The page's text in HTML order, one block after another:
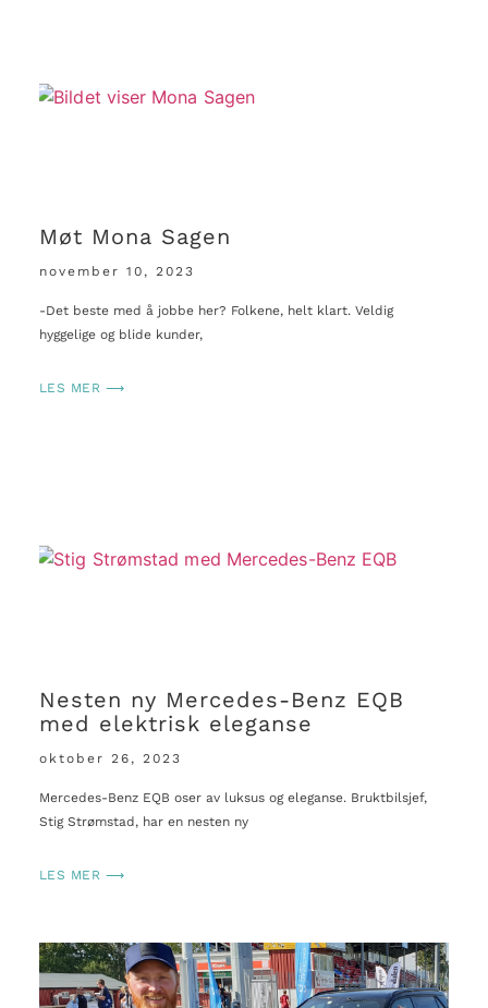
Møt Mona Sagen
november 10, 2023
-Det beste med å jobbe her? Folkene, helt klart. Veldig
hyggelige og blide kunder,
LES MER ⟶
Nesten ny Mercedes-Benz EQB
med elektrisk eleganse
oktober 26, 2023
Mercedes-Benz EQB oser av luksus og eleganse. Bruktbilsjef,
Stig Strømstad, har en nesten ny
LES MER ⟶